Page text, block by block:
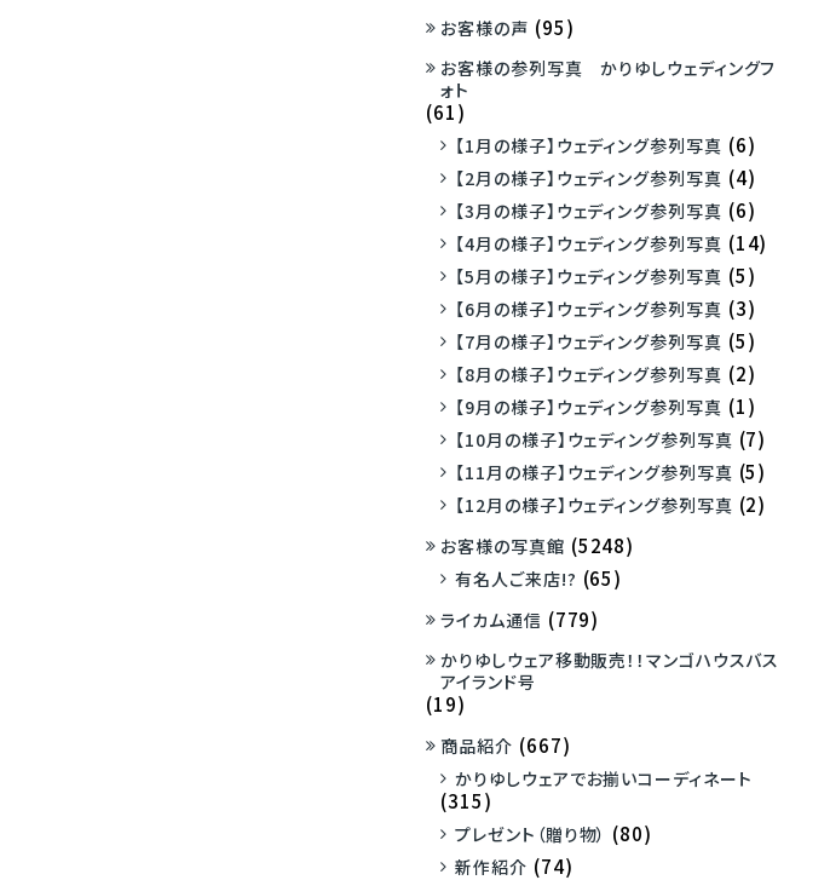
お客様の声 (95)
お客様の参列写真 かりゆしウェディングフ
ォト
(61)
【1月の様子】ウェディング参列写真 (6)
【2月の様子】ウェディング参列写真 (4)
【3月の様子】ウェディング参列写真 (6)
【4月の様子】ウェディング参列写真 (14)
【5月の様子】ウェディング参列写真 (5)
【6月の様子】ウェディング参列写真 (3)
【7月の様子】ウェディング参列写真 (5)
【8月の様子】ウェディング参列写真 (2)
【9月の様子】ウェディング参列写真 (1)
【10月の様子】ウェディング参列写真 (7)
【11月の様子】ウェディング参列写真 (5)
【12月の様子】ウェディング参列写真 (2)
お客様の写真館 (5248)
有名人ご来店!? (65)
ライカム通信 (779)
かりゆしウェア移動販売！！マンゴハウスバス
アイランド号
(19)
商品紹介 (667)
かりゆしウェアでお揃いコーディネート
(315)
プレゼント（贈り物） (80)
新作紹介 (74)